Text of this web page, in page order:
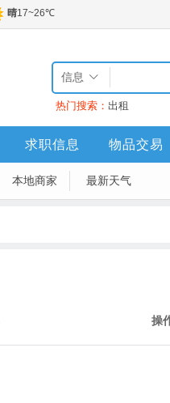
信息
热门搜索： 出租
求职信息 物品交易
本地商家 最新天气
操